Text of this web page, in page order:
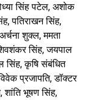
सिंह पटेल, अशोक
पतिराखन सिंह,
शुक्ल, ममता
शिवशंकर सिंह, जयपाल
सिंह, कृषि संबंधित
प्रजापति, डॉक्टर
शांति भूषण सिंह,